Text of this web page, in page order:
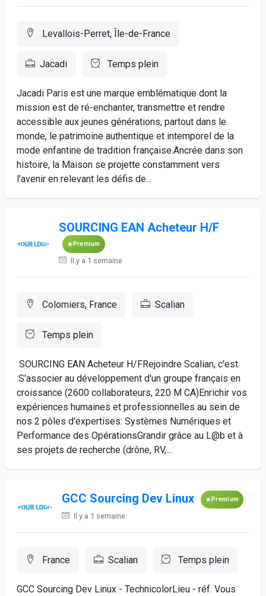
Levallois-Perret, Île-de-France
Jacadi Temps plein
Jacadi Paris est une marque emblématique dont la
mission est de ré-enchanter, transmettre et rendre
accessible aux jeunes générations, partout dans le
monde, le patrimoine authentique et intemporel de la
mode enfantine de tradition française.Ancrée dans son
histoire, la Maison se projette constamment vers
l’avenir en relevant les défis de...
SOURCING EAN Acheteur H/F
Premium
Il y a 1 semaine
Colomiers, France Scalian
Temps plein
SOURCING EAN Acheteur H/FRejoindre Scalian, c'est
:S'associer au développement d'un groupe français en
croissance (2600 collaborateurs, 220 M CA)Enrichir vos
expériences humaines et professionnelles au sein de
nos 2 pôles d'expertises: Systèmes Numériques et
Performance des OpérationsGrandir grâce au L@b et à
ses projets de recherche (drône, RV,...
GCC Sourcing Dev Linux Premium
Il y a 1 semaine
France Scalian Temps plein
GCC Sourcing Dev Linux - TechnicolorLieu - réf. Vous